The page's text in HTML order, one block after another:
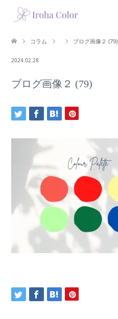
コラム ブログ画像２ (79)
2024.02.28
ブログ画像２ (79)